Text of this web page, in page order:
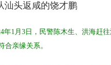
汕头返咸的饶才鹏
年1月3日，民警陈木生、洪海赶
合亲缘关系。